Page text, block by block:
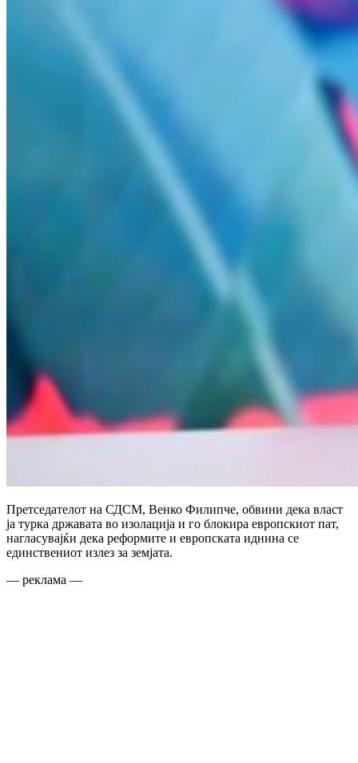
Претседателот на СДСМ, Венко Филипче, обвини дека власт
ја турка државата во изолација и го блокира европскиот пат,
нагласувајќи дека реформите и европската иднина се
единствениот излез за земјата.
— реклама —